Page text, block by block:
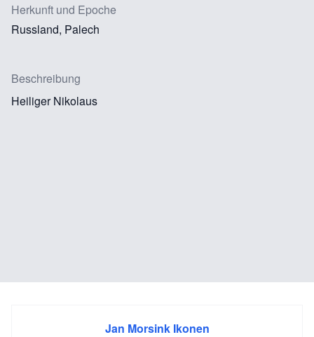
Herkunft und Epoche
Russland, Palech
Beschreibung
Heiliger Nikolaus
Jan Morsink Ikonen